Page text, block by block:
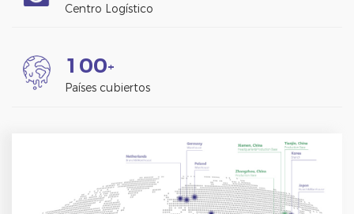
Centro Logístico
1 00+
Países cubiertos